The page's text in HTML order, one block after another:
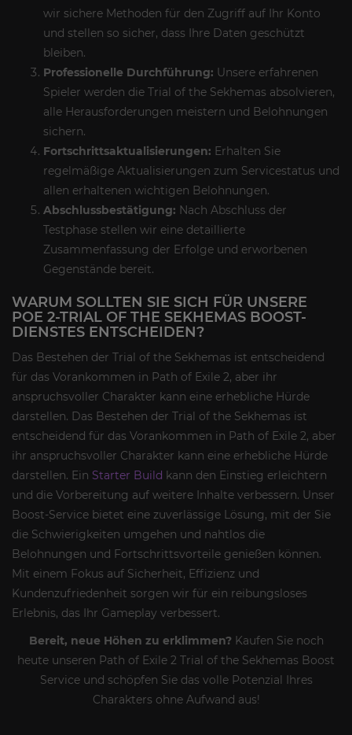
wir sichere Methoden für den Zugriff auf Ihr Konto
und stellen so sicher, dass Ihre Daten geschützt
bleiben.
Professionelle Durchführung: Unsere erfahrenen
Spieler werden die Trial of the Sekhemas absolvieren,
alle Herausforderungen meistern und Belohnungen
sichern.
Fortschrittsaktualisierungen: Erhalten Sie
regelmäßige Aktualisierungen zum Servicestatus und
allen erhaltenen wichtigen Belohnungen.
Abschlussbestätigung: Nach Abschluss der
Testphase stellen wir eine detaillierte
Zusammenfassung der Erfolge und erworbenen
Gegenstände bereit.
WARUM SOLLTEN SIE SICH FÜR UNSERE
POE 2-TRIAL OF THE SEKHEMAS BOOST-
DIENSTES ENTSCHEIDEN?
Das Bestehen der Trial of the Sekhemas ist entscheidend
für das Vorankommen in Path of Exile 2, aber ihr
anspruchsvoller Charakter kann eine erhebliche Hürde
darstellen. Das Bestehen der Trial of the Sekhemas ist
entscheidend für das Vorankommen in Path of Exile 2, aber
ihr anspruchsvoller Charakter kann eine erhebliche Hürde
darstellen. Ein Starter Build kann den Einstieg erleichtern
und die Vorbereitung auf weitere Inhalte verbessern. Unser
Boost-Service bietet eine zuverlässige Lösung, mit der Sie
die Schwierigkeiten umgehen und nahtlos die
Belohnungen und Fortschrittsvorteile genießen können.
Mit einem Fokus auf Sicherheit, Effizienz und
Kundenzufriedenheit sorgen wir für ein reibungsloses
Erlebnis, das Ihr Gameplay verbessert.
Bereit, neue Höhen zu erklimmen?Kaufen Sie noch
heute unseren Path of Exile 2 Trial of the Sekhemas Boost
Service und schöpfen Sie das volle Potenzial Ihres
Charakters ohne Aufwand aus!